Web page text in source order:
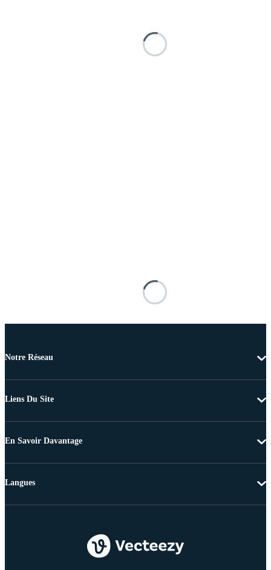
Notre Réseau
Liens Du Site
En Savoir Davantage
Langues